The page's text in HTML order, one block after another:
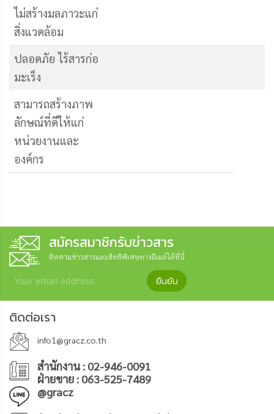
ไม่สร้างมลภาวะแก่
สิ่งแวดล้อม
ปลอดภัย ไร้สารก่อ
มะเร็ง
สามารถสร้างภาพ
ลักษณ์ที่ดีให้แก่
หน่วยงานและ
องค์กร
สมัครสมาชิกรับข่าวสาร
ติดตามข่าวสารและสิทธิพิเศษทางอีเมล์ได้ที่นี่
ยืนยัน
ติดต่อเรา
info1@gracz.co.th
สำนักงาน : 02-946-0091
ฝ่ายขาย : 063-525-7489
@gracz